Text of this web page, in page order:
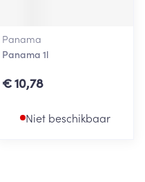
Panama
Panama 1l
€ 10,78
Niet beschikbaar